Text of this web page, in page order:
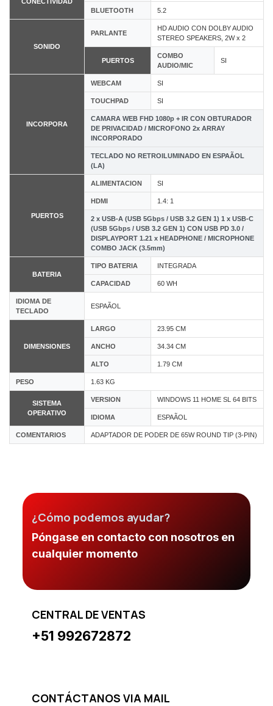
BLUETOOTH 5.2
SONIDO
PARLANTE
HD AUDIO CON DOLBY AUDIO
STEREO SPEAKERS, 2W x 2
PUERTOS
COMBO
AUDIO/MIC
SI
INCORPORA
WEBCAM SI
TOUCHPAD SI
CAMARA WEB FHD 1080p + IR CON OBTURADOR
DE PRIVACIDAD / MICROFONO 2x ARRAY
INCORPORADO
TECLADO NO RETROILUMINADO EN ESPAÃOL
(LA)
PUERTOS
ALIMENTACION SI
HDMI 1.4: 1
2 x USB-A (USB 5Gbps / USB 3.2 GEN 1) 1 x USB-C
(USB 5Gbps / USB 3.2 GEN 1) CON USB PD 3.0 /
DISPLAYPORT 1.21 x HEADPHONE / MICROPHONE
COMBO JACK (3.5mm)
BATERIA
TIPO BATERIA INTEGRADA
CAPACIDAD 60 WH
IDIOMA DE
TECLADO
ESPAÃOL
DIMENSIONES
LARGO 23.95 CM
ANCHO 34.34 CM
ALTO 1.79 CM
PESO 1.63 KG
SISTEMA
OPERATIVO
VERSION WINDOWS 11 HOME SL 64 BITS
IDIOMA ESPAÃOL
COMENTARIOS ADAPTADOR DE PODER DE 65W ROUND TIP (3-PIN)
¿Cómo podemos ayudar?
Póngase en contacto con nosotros en
cualquier momento
CENTRAL DE VENTAS
+51 992672872
CONTÁCTANOS VIA MAIL